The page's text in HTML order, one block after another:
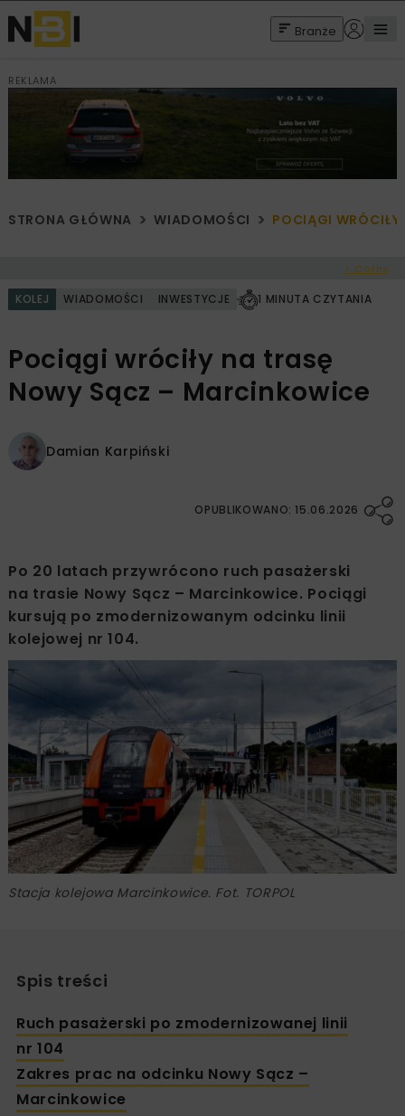
Branże
REKLAMA
STRONA GŁÓWNA WIADOMOŚCI POCIĄGI WRÓCIŁY
< Cofnij
KOLEJ WIADOMOŚCI INWESTYCJE 1 MINUTA CZYTANIA
Pociągi wróciły na trasę
Nowy Sącz – Marcinkowice
Damian Karpiński
OPUBLIKOWANO: 15.06.2026
Po 20 latach przywrócono ruch pasażerski
na trasie Nowy Sącz – Marcinkowice. Pociągi
kursują po zmodernizowanym odcinku linii
kolejowej nr 104.
Stacja kolejowa Marcinkowice. Fot. TORPOL
Spis treści
Ruch pasażerski po zmodernizowanej linii
nr 104
Zakres prac na odcinku Nowy Sącz –
Marcinkowice